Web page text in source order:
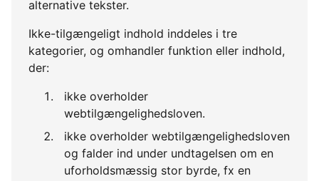
alternative tekster.
Ikke-tilgængeligt indhold inddeles i tre
kategorier, og omhandler funktion eller indhold,
der:
ikke overholder
webtilgængelighedsloven.
ikke overholder webtilgængelighedsloven
og falder ind under undtagelsen om en
uforholdsmæssig stor byrde, fx en